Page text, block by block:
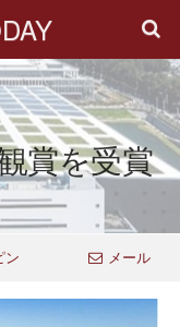
賞を受賞
ン メール